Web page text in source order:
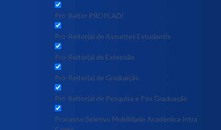
Pró-Reitor PROPLADI
Pró-Reitor(a) de Assuntos Estudantis
Pró-Reitor(a) de Extensão
Pró-Reitor(a) de Graduação
Pró-Reitor(a) de Pesquisa e Pós Graduação
Processo Seletivo Mobilidade Acadêmica Intra